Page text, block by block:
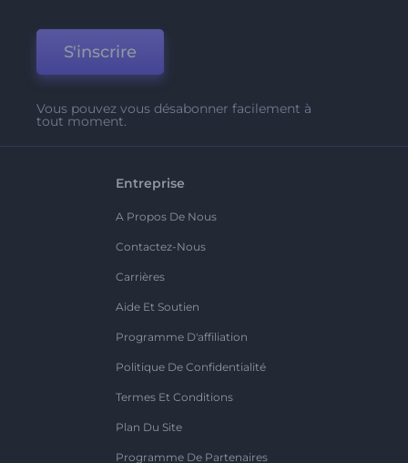
S'inscrire
Vous pouvez vous désabonner facilement à
tout moment.
Entreprise
A Propos De Nous
Contactez-Nous
Carrières
Aide Et Soutien
Programme D'affiliation
Politique De Confidentialité
Termes Et Conditions
Plan Du Site
Programme De Partenaires